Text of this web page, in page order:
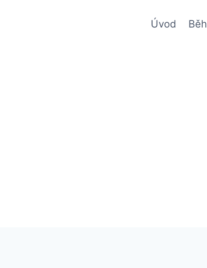
Úvod Běh